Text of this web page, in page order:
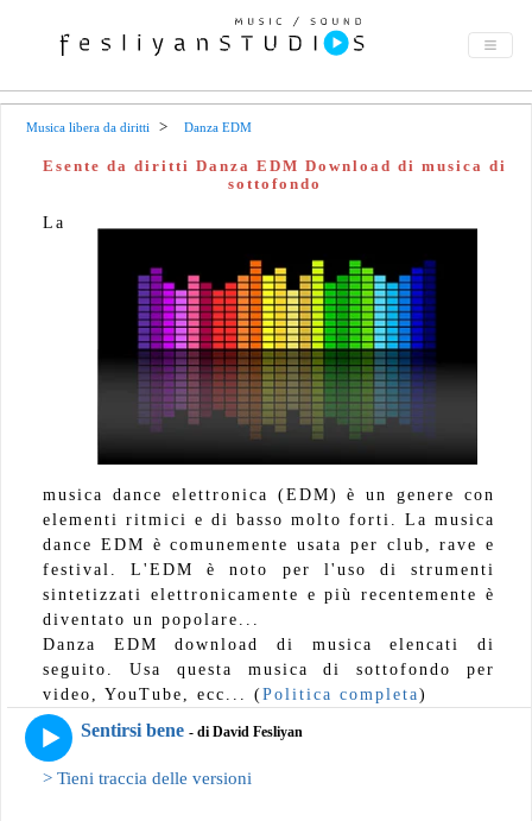
Musica libera da diritti Danza EDM
Esente da diritti Danza EDM Download di musica di
sottofondo
La
musica dance elettronica (EDM) è un genere con
elementi ritmici e di basso molto forti. La musica
dance EDM è comunemente usata per club, rave e
festival. L'EDM è noto per l'uso di strumenti
sintetizzati elettronicamente e più recentemente è
diventato un popolare...
Danza EDM download di musica elencati di
seguito. Usa questa musica di sottofondo per
video, YouTube, ecc... (Politica completa)
Sentirsi bene - di David Fesliyan
> Tieni traccia delle versioni